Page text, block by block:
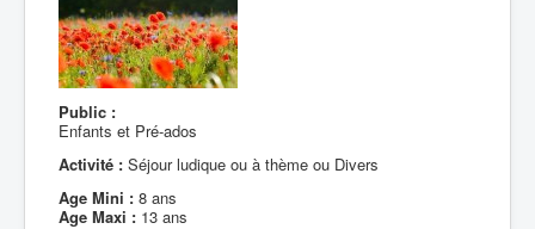
Public :
Enfants et Pré-ados
Activité : Séjour ludique ou à thème ou Divers
Age Mini : 8 ans
Age Maxi : 13 ans